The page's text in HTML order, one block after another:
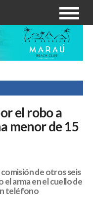
el robo a
menor de 15
comisión de otros seis
el arma en el cuello de
teléfono